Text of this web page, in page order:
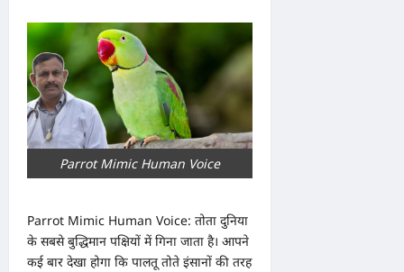
Parrot Mimic Human Voice
Parrot Mimic Human Voice: तोता दुनिया
के सबसे बुद्धिमान पक्षियों में गिना जाता है। आपने
कई बार देखा होगा कि पालतू तोते इंसानों की तरह